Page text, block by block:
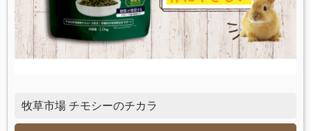
牧草市場 チモシーのチカラ